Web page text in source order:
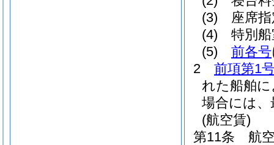
(3)
座席
(4)
特別
(5)
前各号
2
前項第1
れた船舶
場合には、
(航空賃)
第11条
航